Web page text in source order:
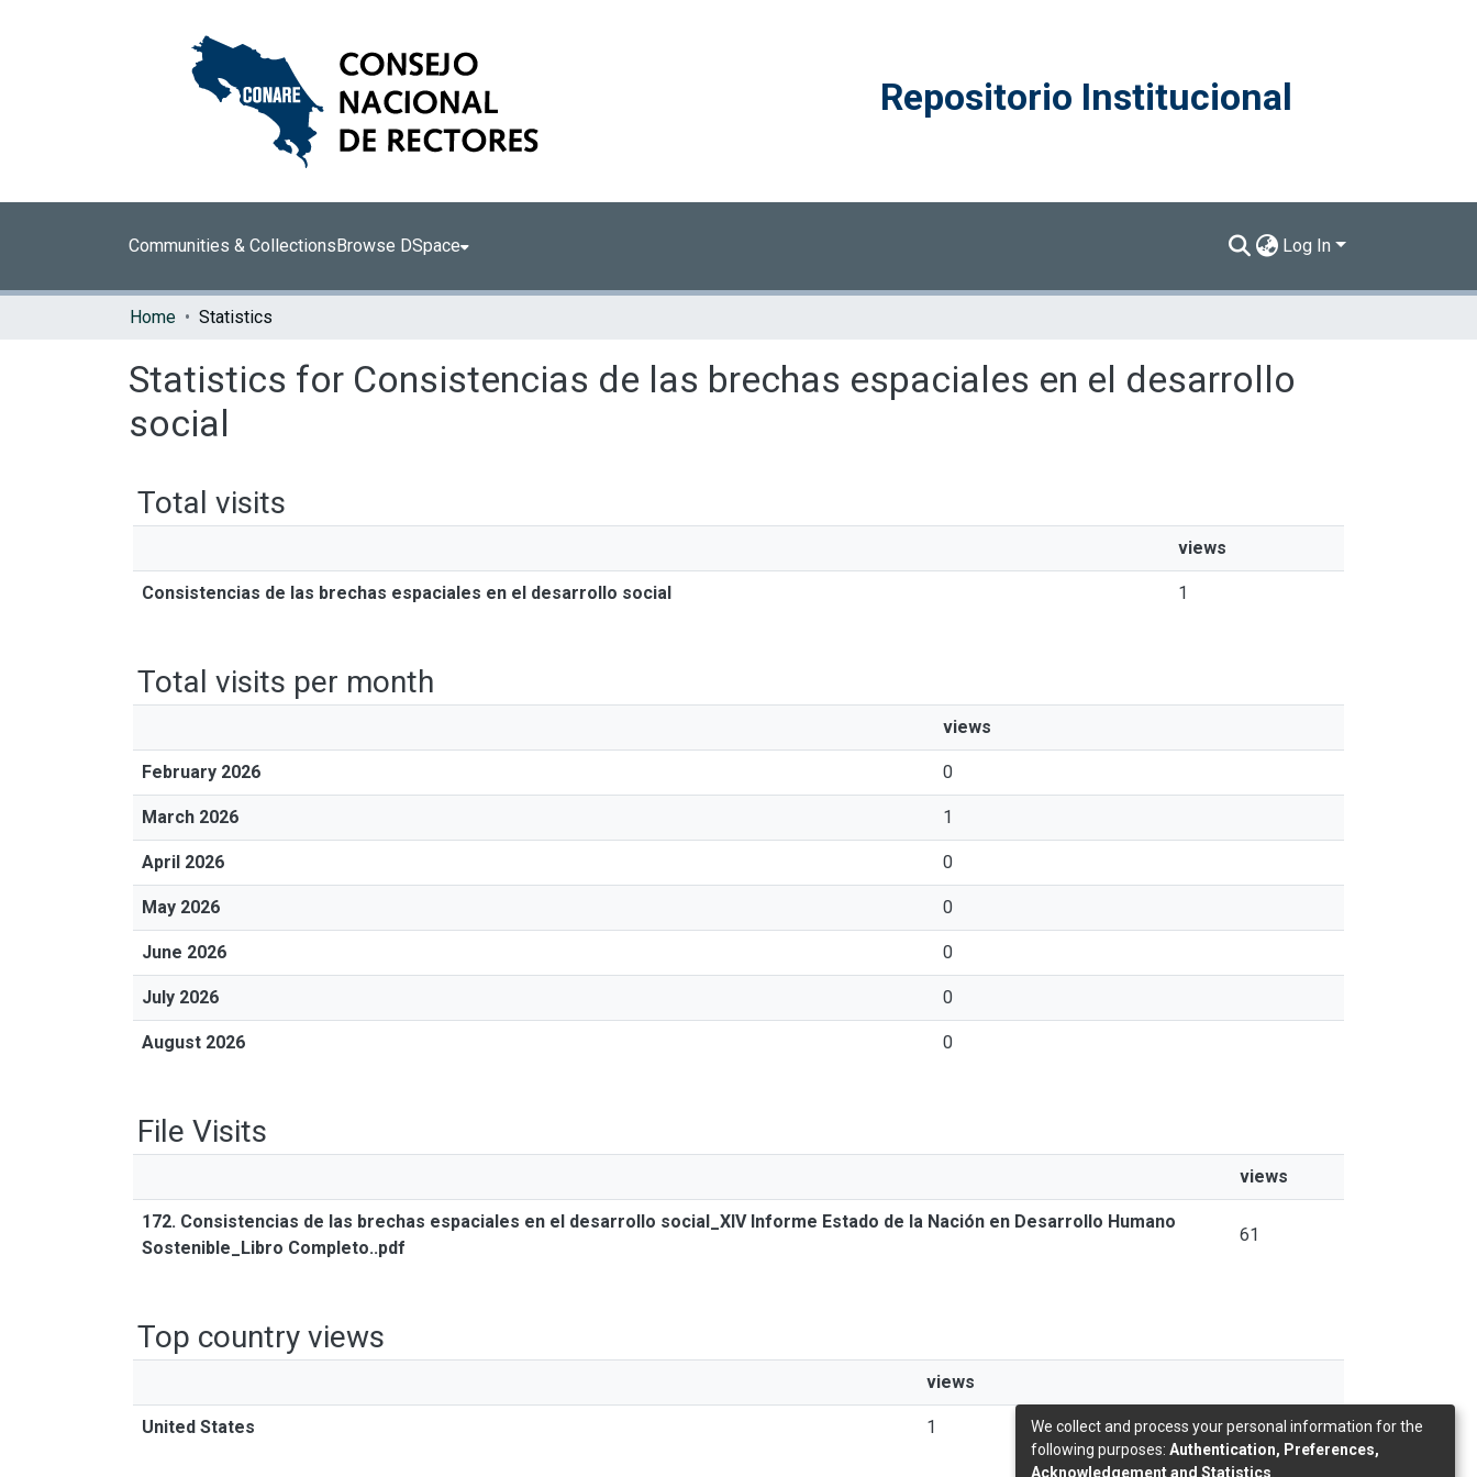
Repositorio Institucional
Communities & CollectionsBrowse DSpace Log In
Home Statistics
Statistics for Consistencias de las brechas espaciales en el desarrollo
social
Total visits
views
Consistencias de las brechas espaciales en el desarrollo social 1
Total visits per month
views
February 2026 0
March 2026 1
April 2026 0
May 2026 0
June 2026 0
July 2026 0
August 2026 0
File Visits
views
172. Consistencias de las brechas espaciales en el desarrollo social_XIV Informe Estado de la Nación en Desarrollo Humano
Sostenible_Libro Completo..pdf
61
Top country views
views
United States 1
We collect and process your personal information for the
following purposes: Authentication, Preferences,
Acknowledgement and Statistics